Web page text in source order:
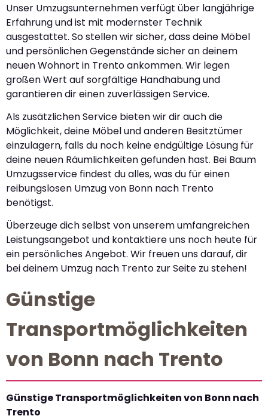
Unser Umzugsunternehmen verfügt über langjährige
Erfahrung und ist mit modernster Technik
ausgestattet. So stellen wir sicher, dass deine Möbel
und persönlichen Gegenstände sicher an deinem
neuen Wohnort in Trento ankommen. Wir legen
großen Wert auf sorgfältige Handhabung und
garantieren dir einen zuverlässigen Service.
Als zusätzlichen Service bieten wir dir auch die
Möglichkeit, deine Möbel und anderen Besitztümer
einzulagern, falls du noch keine endgültige Lösung für
deine neuen Räumlichkeiten gefunden hast. Bei Baum
Umzugsservice findest du alles, was du für einen
reibungslosen Umzug von Bonn nach Trento
benötigst.
Überzeuge dich selbst von unserem umfangreichen
Leistungsangebot und kontaktiere uns noch heute für
ein persönliches Angebot. Wir freuen uns darauf, dir
bei deinem Umzug nach Trento zur Seite zu stehen!
Günstige
Transportmöglichkeiten
von Bonn nach Trento
Günstige Transportmöglichkeiten von Bonn nach
Trento